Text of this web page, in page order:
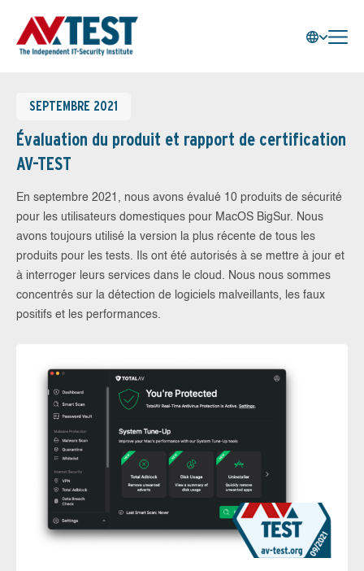
SEPTEMBRE 2021
Évaluation du produit et rapport de certification
AV-TEST
En septembre 2021, nous avons évalué 10 produits de sécurité
pour les utilisateurs domestiques pour MacOS BigSur. Nous
avons toujours utilisé la version la plus récente de tous les
produits pour les tests. Ils ont été autorisés à se mettre à jour et
à interroger leurs services dans le cloud. Nous nous sommes
concentrés sur la détection de logiciels malveillants, les faux
positifs et les performances.